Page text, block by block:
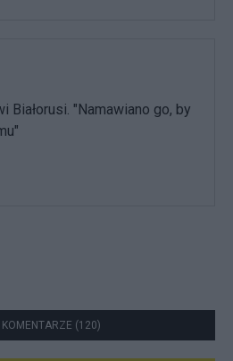
Białorusi. "Namawiano go, by
KOMENTARZE (120)